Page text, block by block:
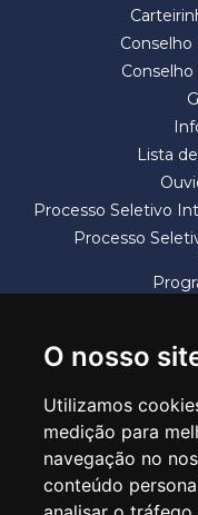
O nosso
Utilizamos
medição para
navegação no
conteúdo
Lista
Processo Seletivo
Processo